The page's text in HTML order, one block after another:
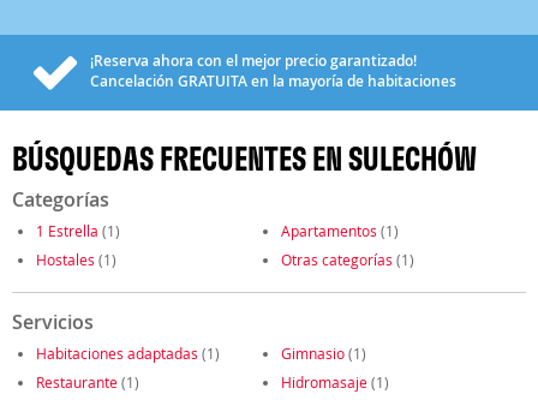
¡Reserva ahora con el mejor precio garantizado!
Cancelación GRATUITAen la mayoría de habitaciones
BÚSQUEDAS FRECUENTES EN SULECHÓW
Categorías
1 Estrella (1) Apartamentos (1)
Hostales (1) Otras categorías (1)
Servicios
Habitaciones adaptadas (1) Gimnasio(1)
Restaurante(1) Hidromasaje(1)